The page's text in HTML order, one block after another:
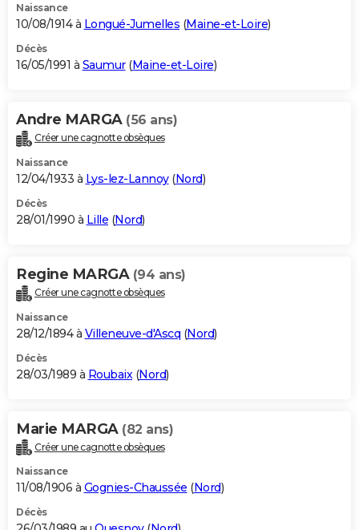
Naissance
10/08/1914 à Longué-Jumelles (Maine-et-Loire)
Décès
16/05/1991 à Saumur(Maine-et-Loire)
Andre MARGA (56 ans)
Créer une cagnotte obsèques
Naissance
12/04/1933 à Lys-lez-Lannoy(Nord)
Décès
28/01/1990 à Lille (Nord)
Regine MARGA (94 ans)
Créer une cagnotte obsèques
Naissance
28/12/1894 à Villeneuve-d'Ascq (Nord)
Décès
28/03/1989 à Roubaix (Nord)
Marie MARGA (82 ans)
Créer une cagnotte obsèques
Naissance
11/08/1906 à Gognies-Chaussée (Nord)
Décès